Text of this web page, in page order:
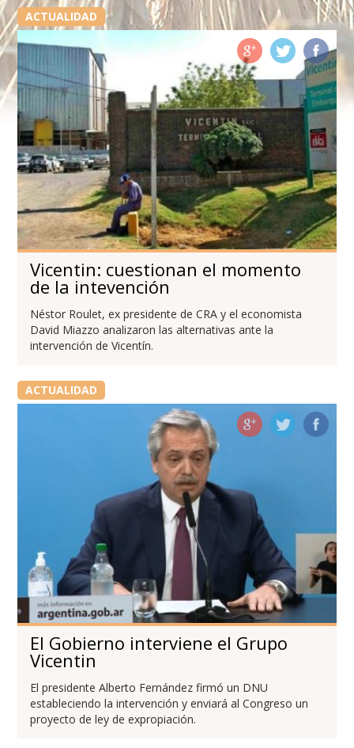
ACTUALIDAD
Vicentin: cuestionan el momento
de la intevención
Néstor Roulet, ex presidente de CRA y el economista
David Miazzo analizaron las alternativas ante la
intervención de Vicentín.
ACTUALIDAD
El Gobierno interviene el Grupo
Vicentin
El presidente Alberto Fernández firmó un DNU
estableciendo la intervención y enviará al Congreso un
proyecto de ley de expropiación.